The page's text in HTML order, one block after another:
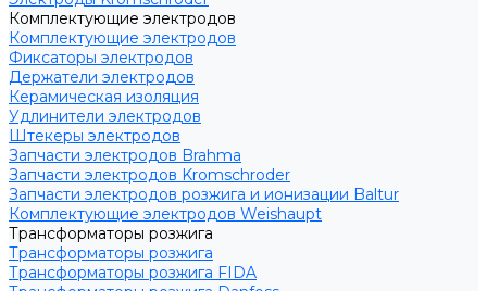
Комплектующие электродов
Комплектующие электродов
Фиксаторы электродов
Держатели электродов
Керамическая изоляция
Удлинители электродов
Штекеры электродов
Запчасти электродов Brahma
Запчасти электродов Kromschroder
Запчасти электродов розжига и ионизации Baltur
Комплектующие электродов Weishaupt
Трансформаторы розжига
Трансформаторы розжига
Трансформаторы розжига FIDA